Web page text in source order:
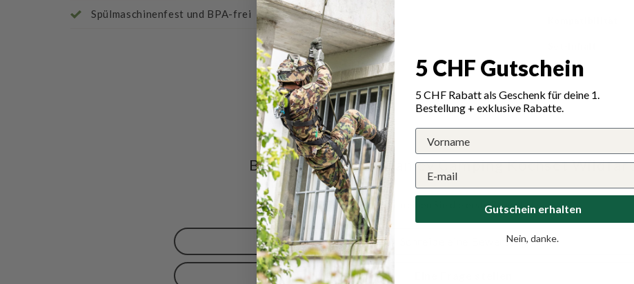
Spülmaschinenfest und BPA-frei
Griff
Weiteres
Bewertungen für Stanley Camping Kochset
Schreiben Sie die erste Bewertung
Schreibe eine Bewertung
5 CHF Gutschein
5 CHF Rabatt als Geschenk für deine 1.
Bestellung + exklusive Rabatte.
Gutschein erhalten
Nein, danke.